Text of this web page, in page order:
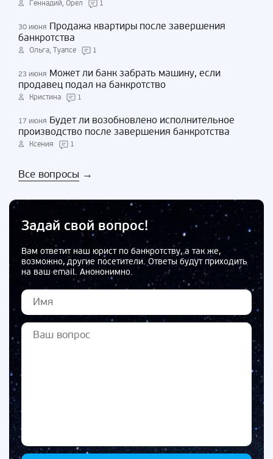
Геннадий, Орел 1
30 июня Продажа квартиры после завершения
банкротства
Ольга, Туапсе 1
23 июня Может ли банк забрать машину, если
продавец подал на банкротство
Кристина 1
17 июня Будет ли возобновлено исполнительное
производство после завершения банкротства
Ксения 1
Все вопросы →
Задай свой вопрос!
Вам ответит наш юрист по банкротству, а так же,
возможно, другие посетители. Ответы будут приходить
на ваш email. Анононимно.